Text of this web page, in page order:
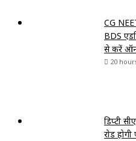
CG
BDS
से करें
20
डिप्टी
रोड